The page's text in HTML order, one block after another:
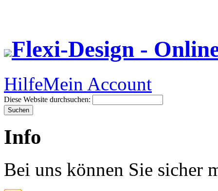
Flexi-Design -
HilfeMein Account
Diese Website durchsuchen:
Info
Bei uns können Sie sicher